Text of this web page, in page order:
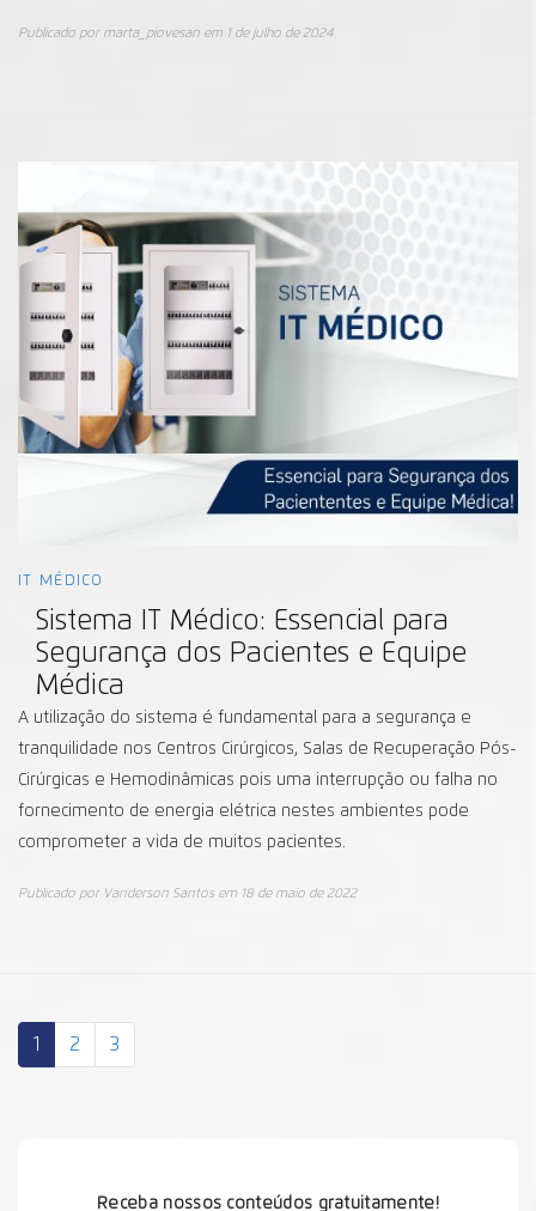
Publicado por marta_piovesan em 1 de julho de 2024
IT MÉDICO
Sistema IT Médico: Essencial para
Segurança dos Pacientes e Equipe
Médica
A utilização do sistema é fundamental para a segurança e
tranquilidade nos Centros Cirúrgicos, Salas de Recuperação Pós-
Cirúrgicas e Hemodinâmicas pois uma interrupção ou falha no
fornecimento de energia elétrica nestes ambientes pode
comprometer a vida de muitos pacientes.
Publicado por Vanderson Santosem 18 de maio de 2022
1 2 3
Receba nossos conteúdos gratuitamente!